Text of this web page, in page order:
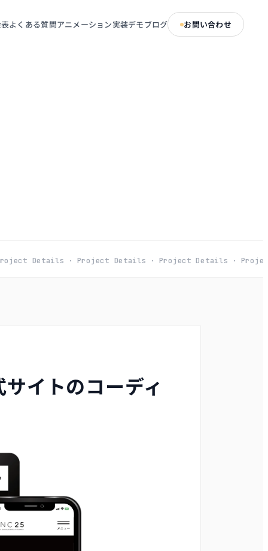
よくある質問アニメーション実装デモブログ お問い合わせ
Details · Project Details · Project Details ·
イトのコーディ